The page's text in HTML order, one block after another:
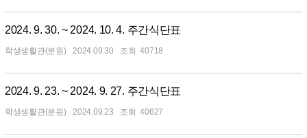
2024. 9. 30. ~ 2024. 10. 4. 주간식단표
학생생활관(분원) 2024.09.30 40718
2024. 9. 23. ~ 2024. 9. 27. 주간식단표
학생생활관(분원) 2024.09.23 40627